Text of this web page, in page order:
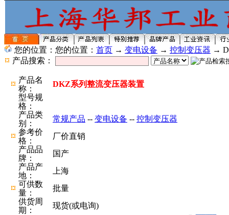
您的位置：您的位置： 首页 → 变电设备 → 控制变压器 →
产品搜索：
产品名
称：
DKZ系列整流变压器装置
型号规
格：
产品类
别：
常规产品 -- 变电设备 -- 控制变压器
参考价
格：
厂价直销
产品品
牌：
国产
产品产
地：
上海
可供数
量：
批量
供货周
期：
现货(或电询)